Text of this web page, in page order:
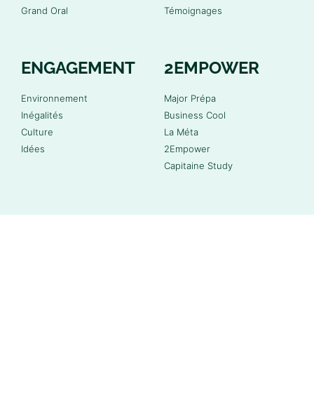
Grand Oral
Témoignages
ENGAGEMENT
Environnement
Inégalités
Culture
Idées
2EMPOWER
Major Prépa
Business Cool
La Méta
2Empower
Capitaine Study